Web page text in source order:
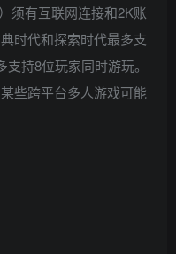
须有互联网连接和2K账
时代和探索时代最多支
持8位玩家同时游玩。
些跨平台多人游戏可能